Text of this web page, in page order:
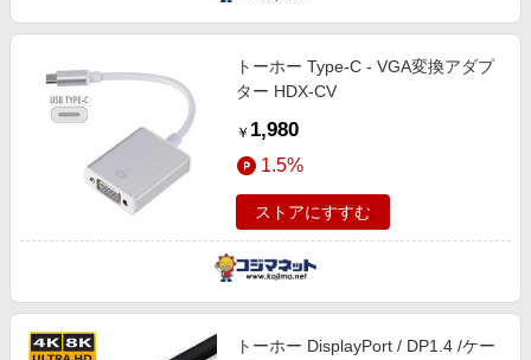
トーホー Type-C - VGA変換アダプ
ター HDX-CV
￥ 1,980
1.5%
ストアにすすむ
トーホー DisplayPort / DP1.4 /ケー